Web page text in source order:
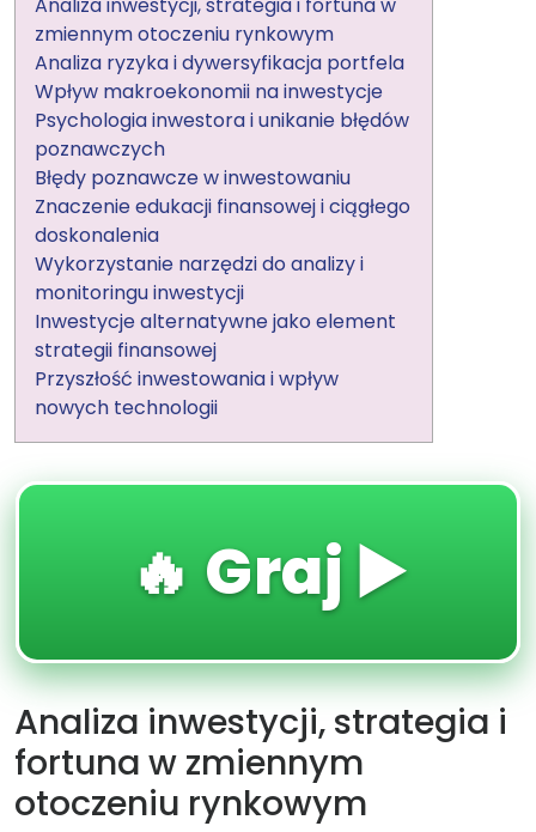
zmiennym otoczeniu rynkowym
Analiza ryzyka i dywersyfikacja portfela
Wpływ makroekonomii na inwestycje
Psychologia inwestora i unikanie błędów
poznawczych
Błędy poznawcze w inwestowaniu
Znaczenie edukacji finansowej i ciągłego
doskonalenia
Wykorzystanie narzędzi do analizy i
monitoringu inwestycji
Inwestycje alternatywne jako element
strategii finansowej
Przyszłość inwestowania i wpływ
nowych technologii
🔥 Graj ▶️
Analiza inwestycji, strategia i
fortuna w zmiennym
otoczeniu rynkowym